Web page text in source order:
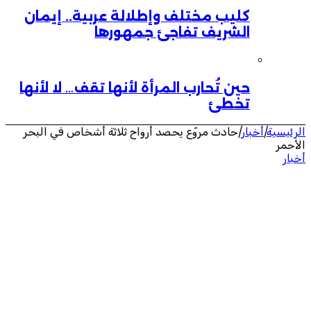
كليب مختلف وإطلالة عربية.. إيمان
الشريف تفاجئ جمهورها
حين تُحارب المرأة لأنها تقف… لا لأنها
تخطئ
الرئيسية|أخبار|حادث مروّع يحصد أرواح ثلاثة أشخاص في البحر
الأحمر
أخبار